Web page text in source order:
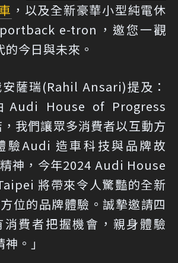
，以及全新豪華小型純電休
e-tron，邀您一觀
今日與未來。
薩瑞(Rahil Ansari)提及：
Audi House of Progress
我們讓眾多消費者以互動方
驗Audi 造車科技與品牌故
神，今年2024 Audi House
將帶來令人驚豔的全新
位的品牌體驗。誠摯邀請四
費者把握機會，親身體驗
。」